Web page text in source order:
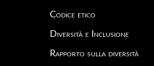
Codice etico
Diversità e Inclusione
Rapporto sulla diversità